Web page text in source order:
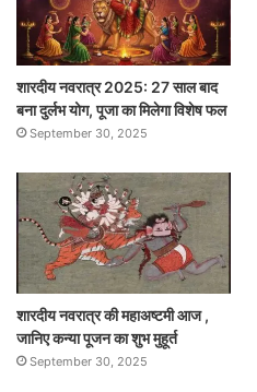
शारदीय नवरात्र 2025: 27 साल बाद
बना दुर्लभ योग, पूजा का मिलेगा विशेष फल
September 30, 2025
शारदीय नवरात्र की महाअष्टमी आज ,
जानिए कन्या पूजन का शुभ मुहूर्त
September 30, 2025